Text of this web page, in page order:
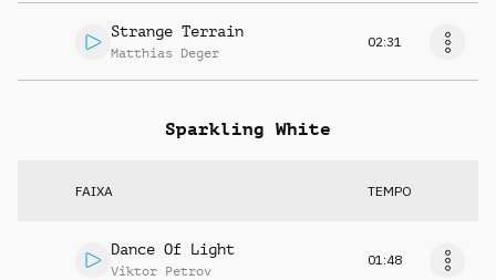
Strange Terrain
Matthias Deger
02:31
Sparkling White
FAIXA TEMPO
Dance Of Light
Viktor Petrov
01:48